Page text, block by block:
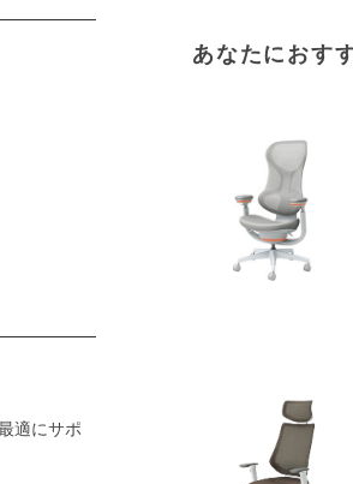
適にサポ
あなたにおす